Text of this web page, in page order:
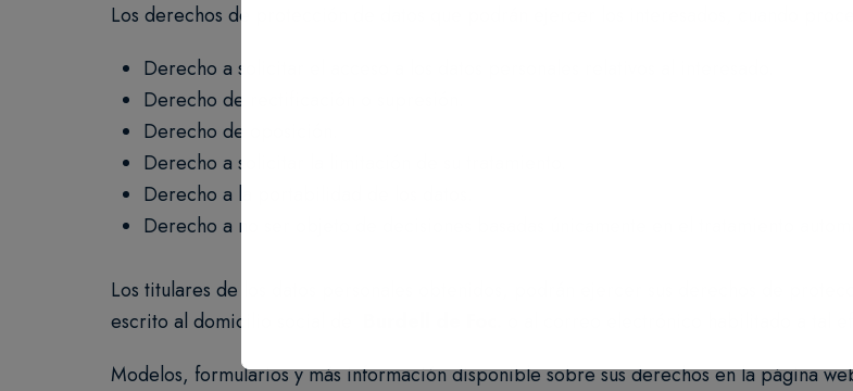
Los derechos de protección de datos que podrán ejercer los interesados, cuando
Derecho a solicitar el acceso a los datos personales relativos al interesado.
Derecho de rectificación o supresión.
Derecho de oposición.
Derecho a solicitar la limitación de su tratamiento.
Derecho a la portabilidad de los datos.
Derecho a no ser objeto de decisiones basadas únicamente en el tratamiento
Los titulares de los datos personales obtenidos, podrán ejercer sus derechos de
escrito al domicilio social de
Modelos, formularios y más información disponible sobre sus derechos en la página